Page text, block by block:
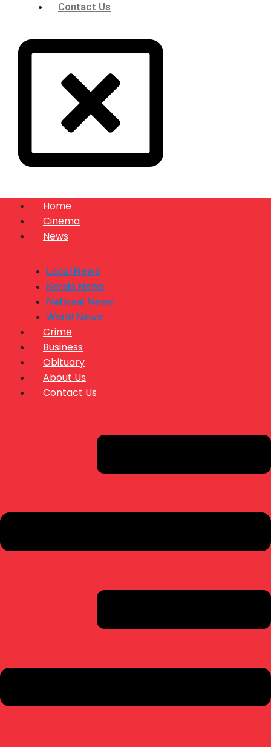
Contact Us
Home
Cinema
News
Local News
Kerala News
National News
World News
Crime
Business
Obituary
About Us
Contact Us